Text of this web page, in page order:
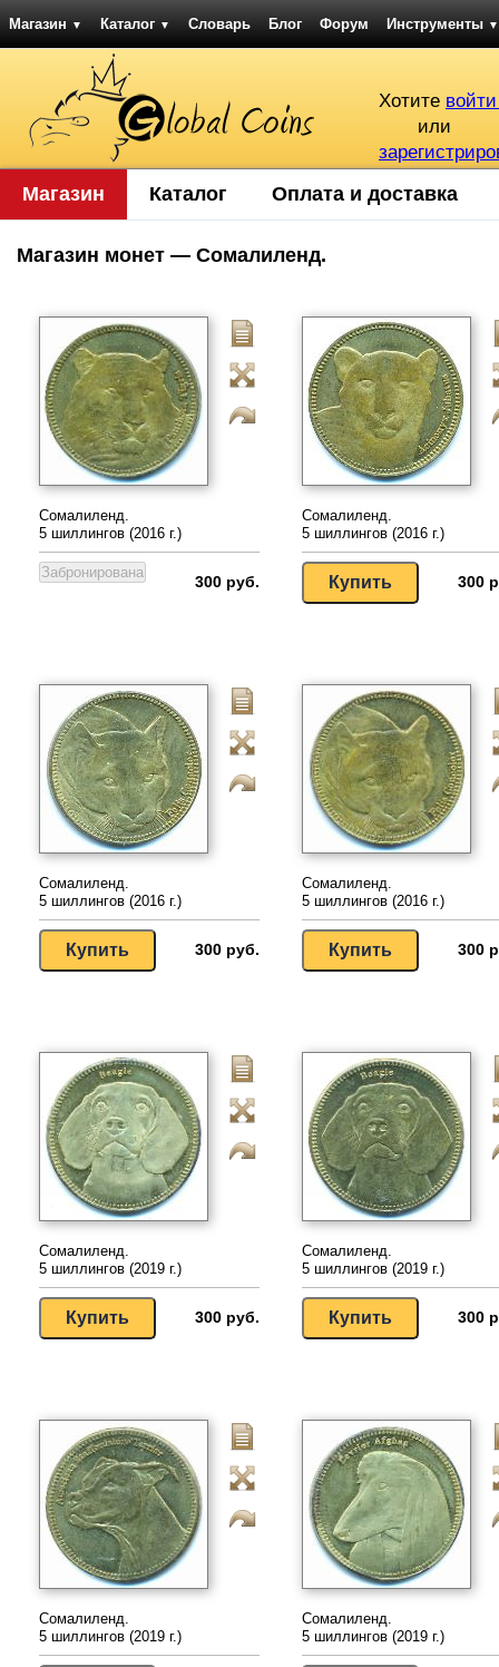
Магазин ▼ Каталог ▼ Словарь Блог Форум Инструменты ▼
Хотите
или
Магазин Каталог Оплата и доставка
Магазин монет — Сомалиленд.
Сомалиленд.
5 шиллингов (2016 г.)
300 руб.
Сомалиленд.
5 шиллингов (2016 г.)
300
Сомалиленд.
5 шиллингов (2016 г.)
300 руб.
Сомалиленд.
5 шиллингов (2016 г.)
300
Сомалиленд.
5 шиллингов (2019 г.)
300 руб.
Сомалиленд.
5 шиллингов (2019 г.)
300
Сомалиленд.
5 шиллингов (2019 г.)
Сомалиленд.
5 шиллингов (2019 г.)